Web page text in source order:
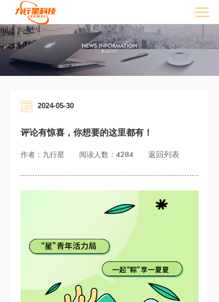
2024-05-30
评论有惊喜，你想要的这里都有！
作者：九行星 阅读人数：4284 返回列表